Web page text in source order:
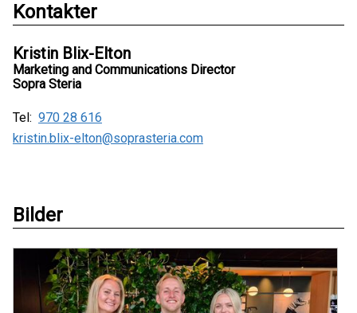
Kontakter
Kristin Blix-Elton
Marketing and Communications Director
Sopra Steria
Tel: 970 28 616
kristin.blix-elton@soprasteria.com
Bilder